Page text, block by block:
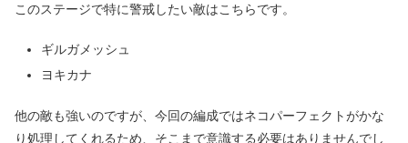
このステージで特に警戒したい敵はこちらです。
ギルガメッシュ
ヨキカナ
他の敵も強いのですが、今回の編成ではネコパーフェクトがかな
り処理してくれるため、そこまで意識する必要はありませんでし